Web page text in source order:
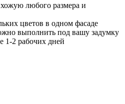
любого размера и
цветов в одном фасаде
выполнить под вашу задумку
1-2 рабочих дней